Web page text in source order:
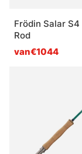
Frödin Salar S4
Rod
van€1044